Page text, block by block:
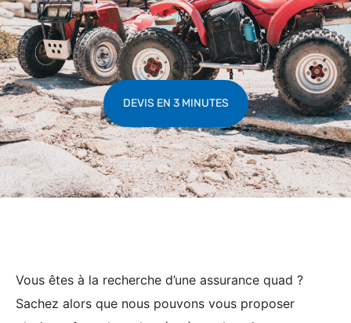
DEVIS EN 3 MINUTES
Vous êtes à la recherche d’une assurance quad ?
Sachez alors que nous pouvons vous proposer